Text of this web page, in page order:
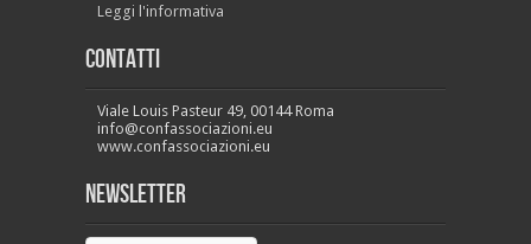
Leggi l'informativa
Contatti
Viale Louis Pasteur 49, 00144 Roma
info@confassociazioni.eu
www.confassociazioni.eu
Newsletter